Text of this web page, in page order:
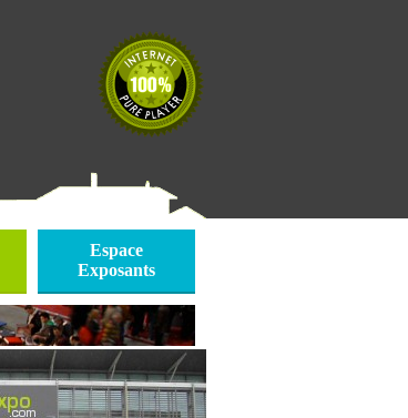
Espace
Exposants